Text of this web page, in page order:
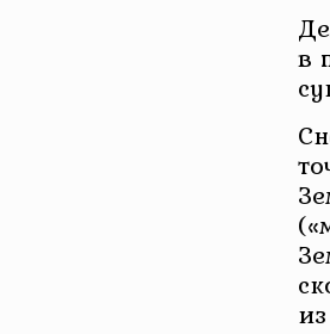
в